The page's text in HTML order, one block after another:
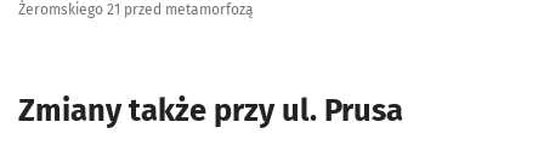
Żeromskiego 21 przed metamorfozą
Zmiany także przy ul. Prusa